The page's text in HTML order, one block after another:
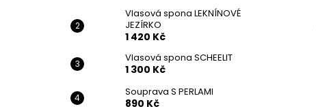
Vlasová spona LEKNÍNOVÉ
JEZÍRKO
1 420 Kč
Vlasová spona SCHEELIT
1 300 Kč
Souprava S PERLAMI
890 Kč